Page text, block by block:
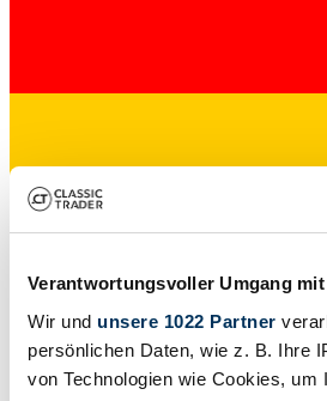
Verantwortungsvoller Umgang
Wir und unsere 1022 Partner
persönlichen Daten, wie z. B. Ihre
von Technologien wie Cookies, um
Dealer